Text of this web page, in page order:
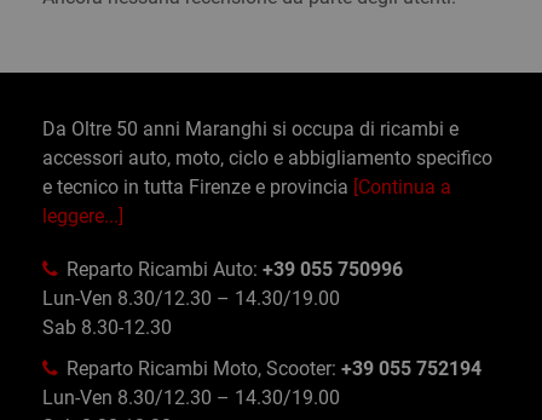
Da Oltre 50 anni Maranghi si occupa di ricambi e
accessori auto, moto, ciclo e abbigliamento specifico
e tecnico in tutta Firenze e provincia [Continua a
leggere...]
Reparto Ricambi Auto: +39 055 750996
Lun-Ven 8.30/12.30 – 14.30/19.00
Sab 8.30-12.30
Reparto Ricambi Moto, Scooter: +39 055 752194
Lun-Ven 8.30/12.30 – 14.30/19.00